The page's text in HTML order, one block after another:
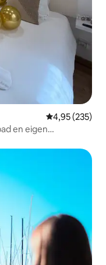
Gemiddelde
4,95 (235)
en eigen